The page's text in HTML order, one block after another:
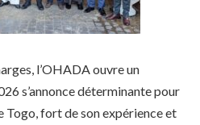
l’OHADA ouvre un
s’annonce déterminante pour
Togo, fort de son expérience et